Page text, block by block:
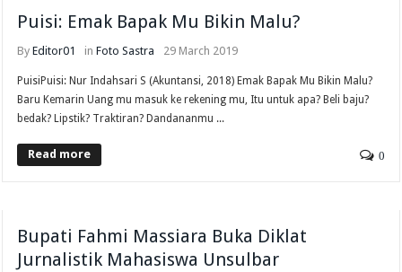
Puisi: Emak Bapak Mu Bikin Malu?
ByEditor01 inFoto Sastra 29 March 2019
PuisiPuisi: Nur Indahsari S (Akuntansi, 2018) Emak Bapak Mu Bikin Malu?
Baru Kemarin Uang mu masuk ke rekening mu, Itu untuk apa? Beli baju?
bedak? Lipstik? Traktiran? Dandananmu ...
Read more 0
Bupati Fahmi Massiara Buka Diklat
Jurnalistik Mahasiswa Unsulbar